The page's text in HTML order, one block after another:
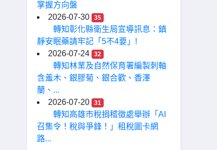
掌握方向盤
2026-07-30
35
轉知彰化縣衛生局宣導訊息：鎮
靜安眠藥請牢記「5不4要」!
2026-07-24
32
轉知林業及自然保育署編製刺軸
含羞木、銀膠菊、銀合歡、香澤
蘭、...
2026-07-20
31
轉知高雄市稅捐稽徵處舉辦「AI
召集令！稅與爭鋒！」租稅圖卡網
路...